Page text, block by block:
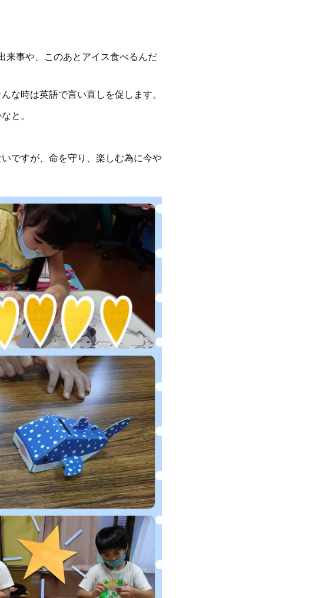
事や、このあとアイス食べるんだ
な時は英語で言い直しを促します。
と。
ですが、命を守り、楽しむ為に今や